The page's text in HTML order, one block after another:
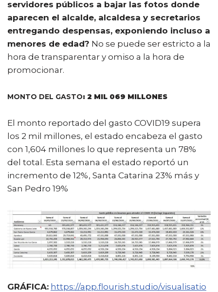
servidores públicos a bajar las fotos donde
aparecen el alcalde, alcaldesa y secretarios
entregando despensas, exponiendo incluso a
menores de edad? No se puede ser estricto a la
hora de transparentar y omiso a la hora de
promocionar.
MONTO DEL GASTO: 2 MIL 069 MILLONES
El monto reportado del gasto COVID19 supera
los 2 mil millones, el estado encabeza el gasto
con 1,604 millones lo que representa un 78%
del total. Esta semana el estado reportó un
incremento de 12%, Santa Catarina 23% más y
San Pedro 19%
GRÁFICA: https://app.flourish.studio/visualisatio